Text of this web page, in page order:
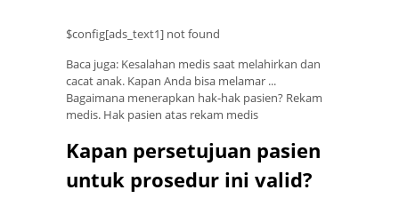
$config[ads_text1] not found
Baca juga: Kesalahan medis saat melahirkan dan
cacat anak. Kapan Anda bisa melamar ...
Bagaimana menerapkan hak-hak pasien? Rekam
medis. Hak pasien atas rekam medis
Kapan persetujuan pasien
untuk prosedur ini valid?